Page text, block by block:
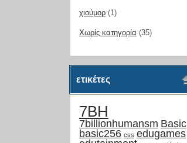
χιούμορ (1)
Χωρίς κατηγορία (35)
ετικέτες
7BH
7billionhumansm Basic
basic256 css edugames